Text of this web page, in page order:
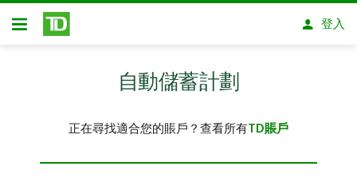
略過進入主要內容
開放式房屋貸款
登入
自動儲蓄計劃
正在尋找適合您的賬戶？查看所有TD賬戶